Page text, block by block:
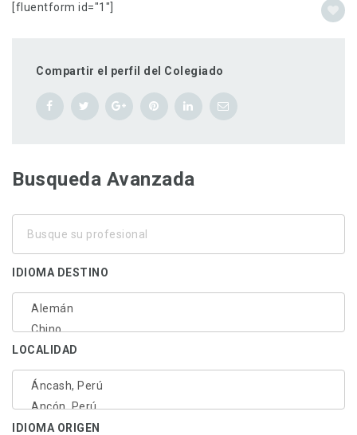
[fluentform id="1"]
Compartir el perfil del Colegiado
Busqueda Avanzada
IDIOMA DESTINO
LOCALIDAD
IDIOMA ORIGEN